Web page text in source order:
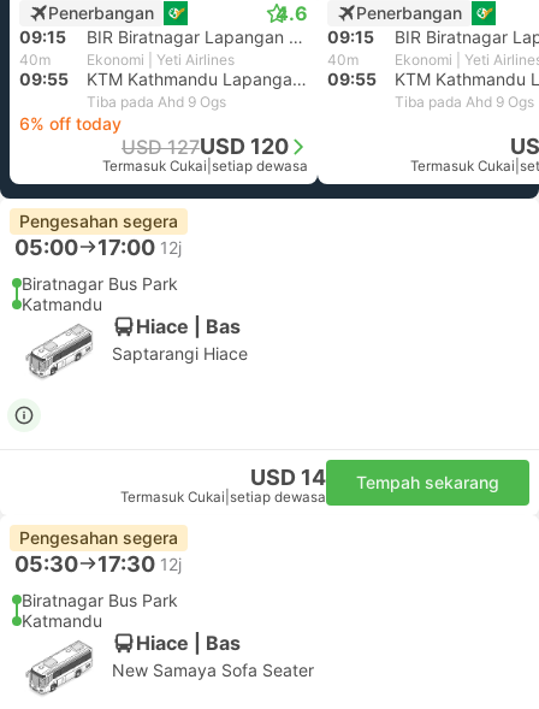
Penerbangan
4.6
09:15 BIR Biratnagar Lapangan Terbang
40m Ekonomi | Yeti Airlines
09:55 KTM Kathmandu Lapangan Terbang
Tiba pada Ahd 9 Ogs
6% off today
USD 127USD 120
Termasuk Cukai setiap dewasa
Penerbangan
09:15
40m Ekonomi | Yeti
09:55
Tiba pada Ahd 9 Ogs
Termasuk Cukai
Pengesahan segera
05:00 17:00 12j
Biratnagar Bus Park
Katmandu
Hiace | Bas
Saptarangi Hiace
USD 14
Termasuk Cukai setiap dewasa
Tempah sekarang
Pengesahan segera
05:30 17:30 12j
Biratnagar Bus Park
Katmandu
Hiace | Bas
New Samaya Sofa Seater